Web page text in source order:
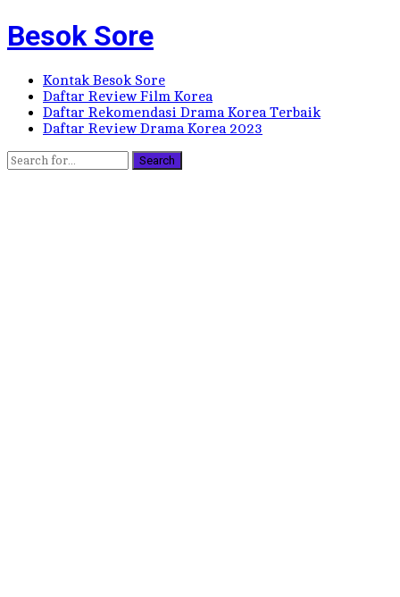
Besok Sore
Kontak Besok Sore
Daftar Review Film Korea
Daftar Rekomendasi Drama Korea Terbaik
Daftar Review Drama Korea 2023
Search